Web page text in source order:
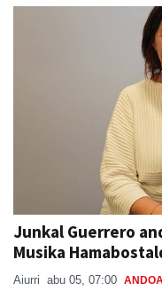
Junkal Guerrero
Musika
Aiurri abu 05, 07:00